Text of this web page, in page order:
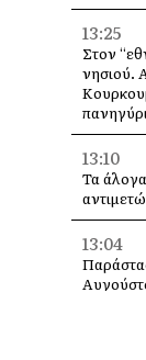
13:25
Στον
νησιού.
13:10
Τα
13:04